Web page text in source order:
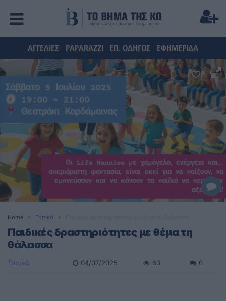
ΑΓΓΕΛΙΕΣ PAPARAZZI ΕΠ. ΟΔΗΓΟΣ ΕΦΗΜΕΡΙΔΑ
Home Τοπικά
Παιδικές δραστηριότητες με θέμα τη
θάλασσα
Τοπικά 04/07/2025 63 0